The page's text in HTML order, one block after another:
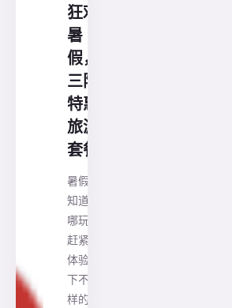
狂欢
暑
假，
三阳
特惠
旅游
套餐
暑假不
知道去
哪玩？
赶紧来
体验一
下不一
样的印